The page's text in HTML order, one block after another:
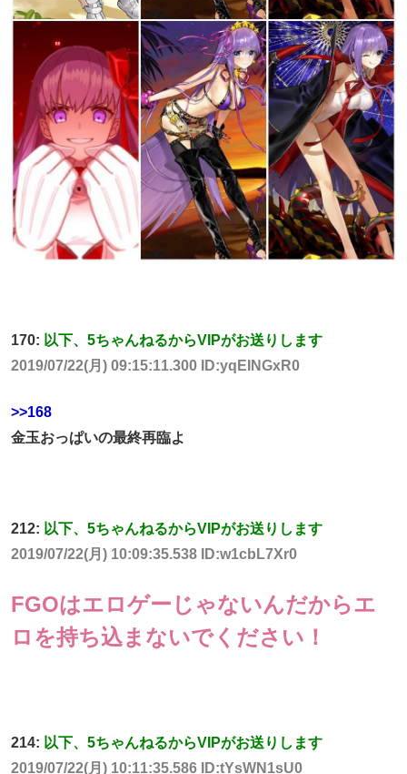
170: 以下、5ちゃんねるからVIPがお送りします
2019/07/22(月) 09:15:11.300 ID:yqEINGxR0
>>168
金玉おっぱいの最終再臨よ
212: 以下、5ちゃんねるからVIPがお送りします
2019/07/22(月) 10:09:35.538 ID:w1cbL7Xr0
FGOはエロゲーじゃないんだからエ
ロを持ち込まないでください！
214: 以下、5ちゃんねるからVIPがお送りします
2019/07/22(月) 10:11:35.586 ID:tYsWN1sU0